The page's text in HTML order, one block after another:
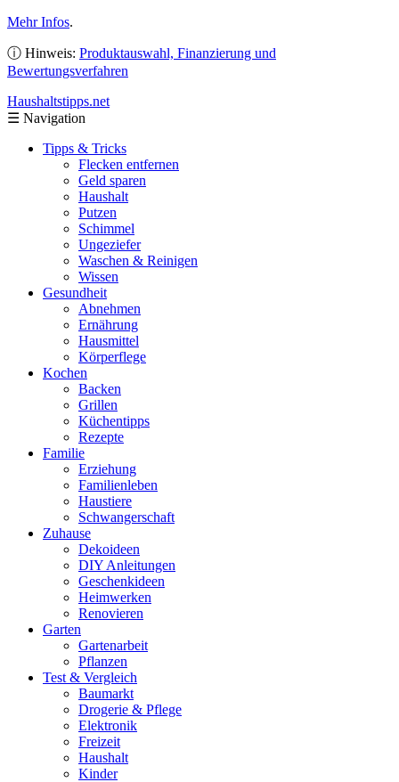
Mehr Infos.
ⓘ Hinweis: Produktauswahl, Finanzierung und
Bewertungsverfahren
Haushaltstipps.net
☰ Navigation
Tipps & Tricks
Flecken entfernen
Geld sparen
Haushalt
Putzen
Schimmel
Ungeziefer
Waschen & Reinigen
Wissen
Gesundheit
Abnehmen
Ernährung
Hausmittel
Körperflege
Kochen
Backen
Grillen
Küchentipps
Rezepte
Familie
Erziehung
Familienleben
Haustiere
Schwangerschaft
Zuhause
Dekoideen
DIY Anleitungen
Geschenkideen
Heimwerken
Renovieren
Garten
Gartenarbeit
Pflanzen
Test & Vergleich
Baumarkt
Drogerie & Pflege
Elektronik
Freizeit
Haushalt
Kinder